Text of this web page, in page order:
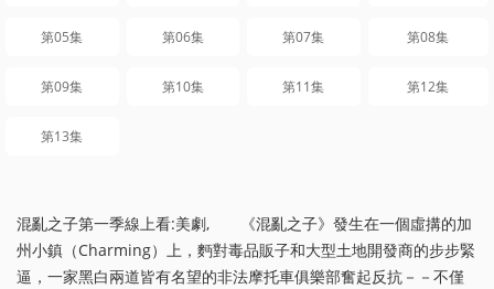
第05集 第06集 第07集 第08集
第09集 第10集 第11集 第12集
第13集
混亂之子第一季線上看:美劇, 《混亂之子》發生在一個虛搆的加
州小鎮（Charming）上，麪對毒品販子和大型土地開發商的步步緊
逼，一家黑白兩道皆有名望的非法摩托車俱樂部奮起反抗－－不僅